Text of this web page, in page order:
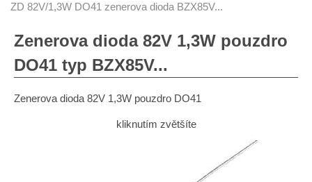
ZD 82V/1,3W DO41 zenerova dioda BZX85V...
Zenerova dioda 82V 1,3W pouzdro
DO41 typ BZX85V...
Zenerova dioda 82V 1,3W pouzdro DO41
kliknutím zvětšíte